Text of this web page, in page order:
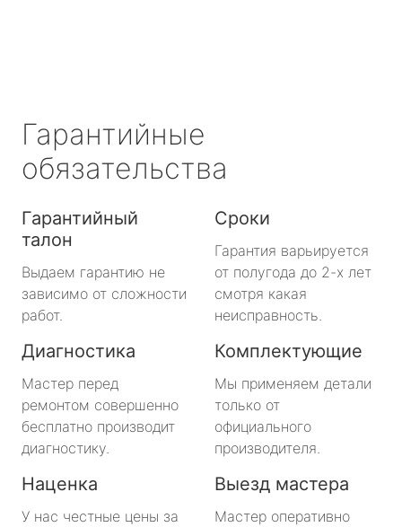
Гарантийные
обязательства
Гарантийный
талон
Выдаем гарантию не
зависимо от сложности
работ.
Сроки
Гарантия варьируется
от полугода до 2-х лет
смотря какая
неисправность.
Диагностика
Мастер перед
ремонтом совершенно
бесплатно производит
диагностику.
Комплектующие
Мы применяем детали
только от
официального
производителя.
Наценка
У нас честные цены за
Выезд мастера
Мастер оперативно